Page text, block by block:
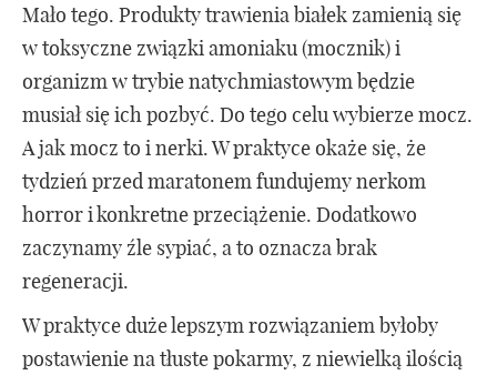
Mało tego. Produkty trawienia białek zamienią się
w toksyczne związki amoniaku (mocznik) i
organizm w trybie natychmiastowym będzie
musiał się ich pozbyć. Do tego celu wybierze mocz.
A jak mocz to i nerki. W praktyce okaże się, że
tydzień przed maratonem fundujemy nerkom
horror i konkretne przeciążenie. Dodatkowo
zaczynamy źle sypiać, a to oznacza brak
regeneracji.
W praktyce duże lepszym rozwiązaniem byłoby
postawienie na tłuste pokarmy, z niewielką ilością